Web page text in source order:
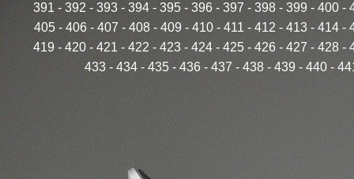
391 - 392 - 393 - 394 - 395 - 396 - 397 - 398 - 399 - 400 -
405- 406- 407 - 408- 409- 410- 411 - 412 - 413- 414-
419 - 420 - 421 - 422 - 423 - 424 - 425 - 426 - 427 - 428 -
433- 434- 435- 436- 437 - 438- 439 - 440-